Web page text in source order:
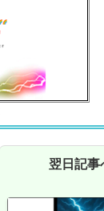
翌日記